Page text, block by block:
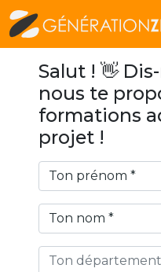
Salut ! 👋
nous te
formations
projet !
Ton